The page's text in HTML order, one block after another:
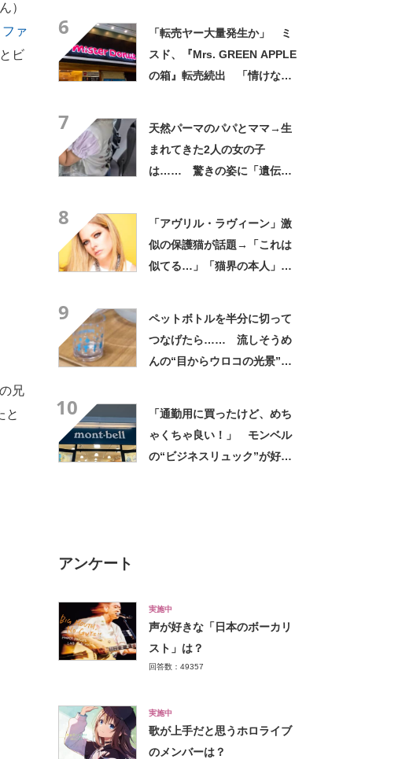
）
ァ
ビ
兄
と
6
「転売ヤー大量発生か」 ミ
スド、『Mrs. GREEN APPLE
の箱』転売続出 「情けない
7
天然パーマのパパとママ→生
まれてきた2人の女の子
は…… 驚きの姿に「遺伝っ
8
「アヴリル・ラヴィーン」激
似の保護猫が話題→「これは
似てる…」「猫界の本人」
9
ペットボトルを半分に切って
つなげたら…… 流しそうめ
んの“目からウロコの光景”に
10
「通勤用に買ったけど、めち
ゃくちゃ良い！」 モンベル
の“ビジネスリュック”が好
アンケート
実施中
声が好きな「日本のボーカリ
スト」は？
回答数：49357
実施中
歌が上手だと思うホロライブ
のメンバーは？